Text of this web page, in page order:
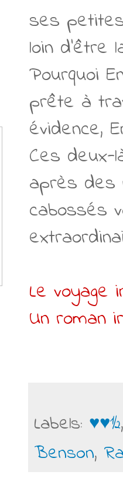
ses
loin d’être
Pourquoi
prête à
évidence,
Ces deux-
après des
cabossés
Le voyage
Un roman
Labels: ♥♥½
Benson,